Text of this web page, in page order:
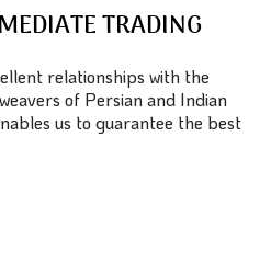
TRADING
relationships with the
of Persian and Indian
us to guarantee the best